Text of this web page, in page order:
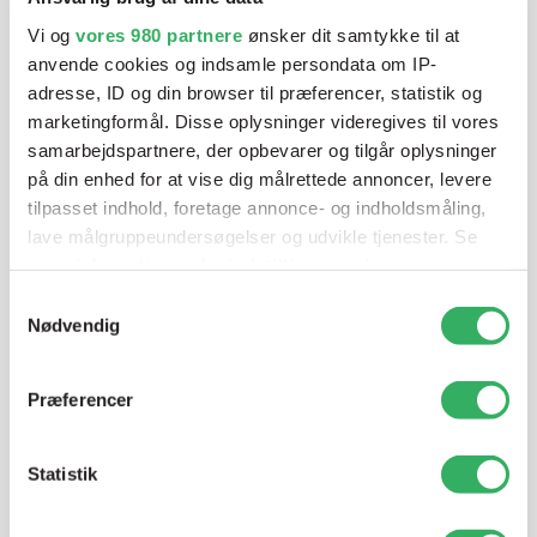
Vi og vores 980 partnere ønsker dit samtykke til at
anvende cookies og indsamle persondata om IP-
adresse, ID og din browser til præferencer, statistik og
marketingformål. Disse oplysninger videregives til vores
samarbejdspartnere, der opbevarer og tilgår oplysninger
på din enhed for at vise dig målrettede annoncer, levere
tilpasset indhold, foretage annonce- og indholdsmåling,
lave målgruppeundersøgelser og udvikle tjenester. Se
tilbage eller ændre indstillinger fra vores
"Cookiedeklaration", eller ved at trykke på "Privacy
Nødvendig
Præferencer
Statistik
blandeanlægsløsning, kan vi hjælpe dig.
Mandag - Torsdag 07:00-15:30
Fredag 07:00-13:45
T:+45 69 89 81 05